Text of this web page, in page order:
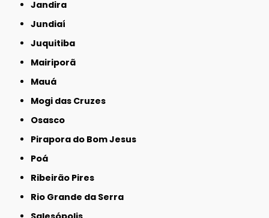
Jandira
Jundiaí
Juquitiba
Mairiporã
Mauá
Mogi das Cruzes
Osasco
Pirapora do Bom Jesus
Poá
Ribeirão Pires
Rio Grande da Serra